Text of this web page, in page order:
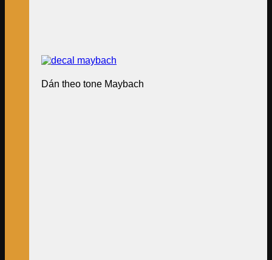
Dán theo tone Maybach